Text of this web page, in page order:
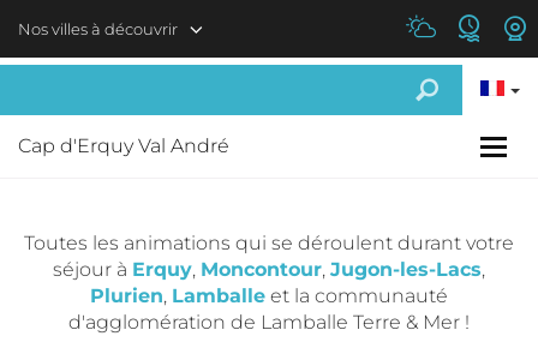
Nos villes à découvrir
Cap d'Erquy Val André
Toutes les animations qui se déroulent durant votre
séjour à Erquy, Moncontour, Jugon-les-Lacs,
Plurien, Lamballe et la communauté
d'agglomération de Lamballe Terre & Mer !